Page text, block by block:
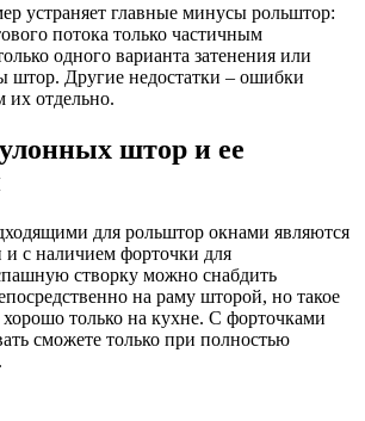
устраняет главные минусы рольштор:
потока только частичным
одного варианта затенения или
штор. Другие недостатки – ошибки
их отдельно.
штор и ее
для рольштор окнами являются
с наличием форточки для
створку можно снабдить
на раму шторой, но такое
только на кухне. С форточками
сможете только при полностью